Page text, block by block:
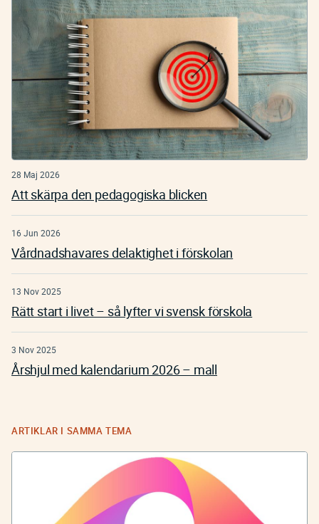
28 Maj 2026
Att skärpa den pedagogiska blicken
16 Jun 2026
Vårdnadshavares delaktighet i förskolan
13 Nov 2025
Rätt start i livet – så lyfter vi svensk förskola
3 Nov 2025
Årshjul med kalendarium 2026 – mall
ARTIKLAR I SAMMA TEMA